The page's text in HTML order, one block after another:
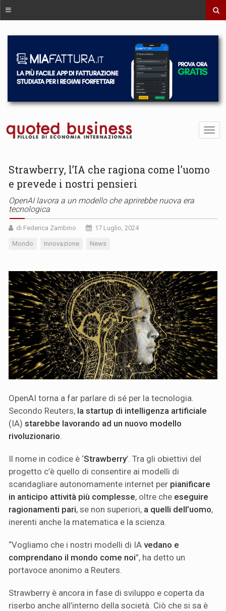
Strawberry, l’IA che ragiona come l’uomo
e prevede i nostri pensieri
OpenAI lavora a un modello che aprirebbe nuova era
tecnologica
di Federica Zambino 17 Luglio, 2024
Mondo Innovazione News
OpenAI torna a far parlare di sé per la tecnologia.
Secondo Reuters, la startup di intelligenza artificiale
(IA) starebbe lavorando ad un nuovo modello
rivoluzionario
Il nome in codice è ‘Strawberry’. Tra gli obiettivi del
progetto c’è quello di consentire ai modelli di
scandagliare autonomamente internet per pianificare
in anticipo attività più complesse, oltre che eseguire
ragionamenti pari, se non superiori, a quelli dell’uomo,
inerenti anche la matematica e la scienza.
“Vogliamo che i nostri modelli di IA vedano e
comprendano il mondo come noi”, ha detto un
portavoce anonimo a Reuters.
Strawberry è ancora in fase di sviluppo e coperta da
riserbo anche all’interno della società. Ciò che si sa è